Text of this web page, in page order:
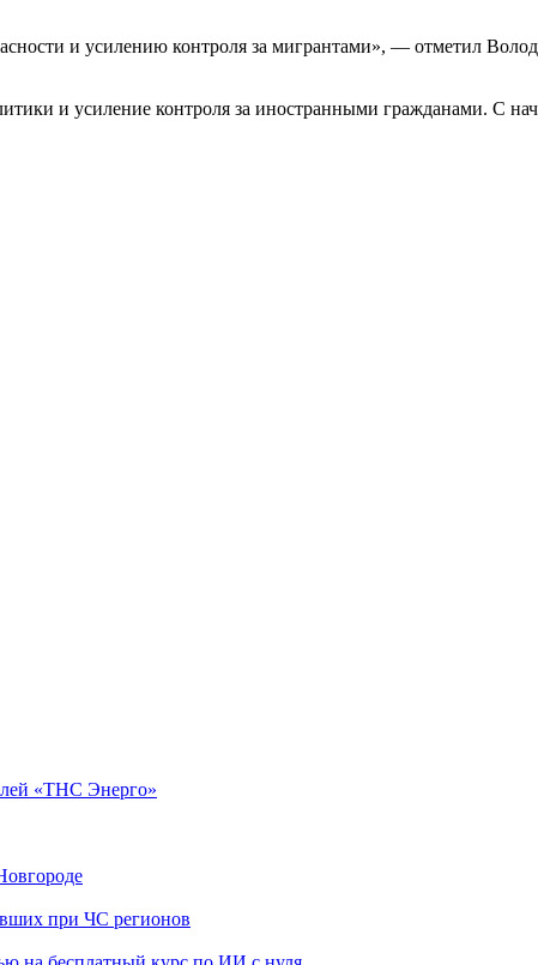
и усилению контроля за мигрантами», — отметил
и усиление контроля за иностранными гражданами. С
«ТНС Энерго»
при ЧС регионов